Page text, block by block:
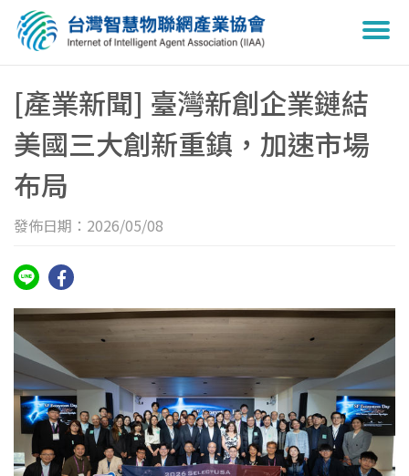
[產業新聞] 臺灣新創企業鏈結
美國三大創新重鎮，加速市場
布局
發佈日期：2026/05/08